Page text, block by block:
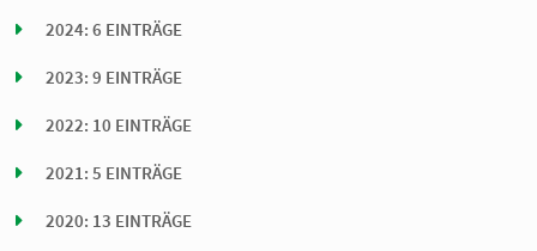
2024: 6 EINTRÄGE
2023: 9 EINTRÄGE
2022: 10 EINTRÄGE
2021: 5 EINTRÄGE
2020: 13 EINTRÄGE